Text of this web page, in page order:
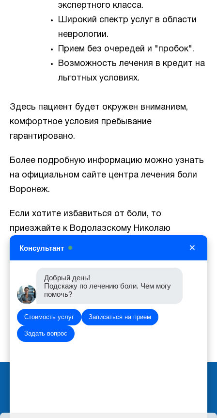
экспертного класса.
Широкий спектр услуг в области
неврологии.
Прием без очередей и "пробок".
Возможность лечения в кредит на
льготных условиях.
Здесь пациент будет окружен вниманием,
комфортное условия пребывание
гарантировано.
Более подробную информацию можно узнать
на официальном сайте центра лечения боли
Воронеж.
Если хотите избавиться от боли, то
приезжайте к Водолазскому Николаю
Запись на приём
+7 (473) 2103-103
Запись на приём
agent.nik82@mail.ru
Консультант ×
Добрый день!
Подскажу по лечению боли. Чем могу
помочь?
Стоимость услуг Записаться на прием
Задать вопрос